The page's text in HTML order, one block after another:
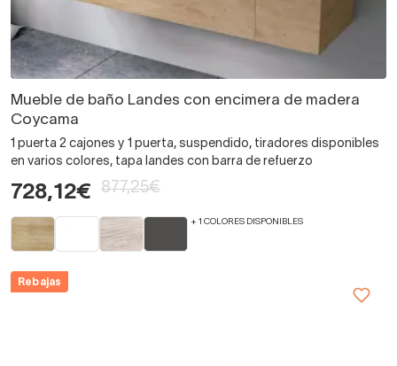
Mueble de baño Landes con encimera de madera
Coycama
1 puerta 2 cajones y 1 puerta, suspendido, tiradores disponibles
en varios colores, tapa landes con barra de refuerzo
728,12€ 877,25€
+ 1 COLORES DISPONIBLES
Rebajas